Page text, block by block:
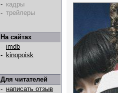
- кадры
- трейлеры
На сайтах
- imdb
- kinopoisk
Для читателей
- написать отзыв